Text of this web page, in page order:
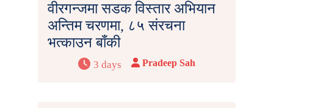
वीरगन्जमा सडक विस्तार अभियान
अन्तिम चरणमा, ८५ संरचना
भत्काउन बाँकी
3 days Pradeep Sah